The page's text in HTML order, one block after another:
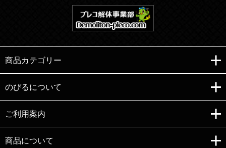
商品カテゴリー
のびるについて
ご利用案内
商品についてCopyright (C)e-nobiru All right reserved.